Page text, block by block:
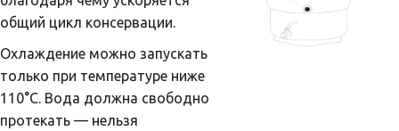
общий цикл консервации.
Охлаждение можно запускать
только при температуре ниже
110°C. Вода должна свободно
протекать — нельзя